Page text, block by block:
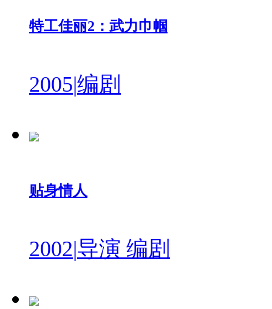
特工佳丽2：武力巾帼
2005|编剧
贴身情人
2002|导演 编剧